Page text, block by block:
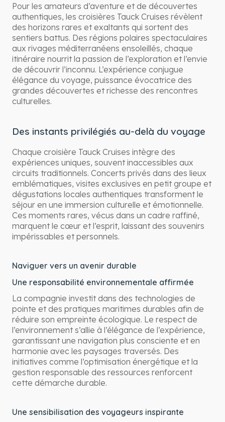
Pour les amateurs d’aventure et de découvertes
authentiques, les croisières Tauck Cruises révèlent
des horizons rares et exaltants qui sortent des
sentiers battus. Des régions polaires spectaculaires
aux rivages méditerranéens ensoleillés, chaque
itinéraire nourrit la passion de l’exploration et l’envie
de découvrir l’inconnu. L’expérience conjugue
élégance du voyage, puissance évocatrice des
grandes découvertes et richesse des rencontres
culturelles.
Des instants privilégiés au-delà du voyage
Chaque croisière Tauck Cruises intègre des
expériences uniques, souvent inaccessibles aux
circuits traditionnels. Concerts privés dans des lieux
emblématiques, visites exclusives en petit groupe et
dégustations locales authentiques transforment le
séjour en une immersion culturelle et émotionnelle.
Ces moments rares, vécus dans un cadre raffiné,
marquent le cœur et l’esprit, laissant des souvenirs
impérissables et personnels.
Naviguer vers un avenir durable
Une responsabilité environnementale affirmée
La compagnie investit dans des technologies de
pointe et des pratiques maritimes durables afin de
réduire son empreinte écologique. Le respect de
l’environnement s’allie à l’élégance de l’expérience,
garantissant une navigation plus consciente et en
harmonie avec les paysages traversés. Des
initiatives comme l’optimisation énergétique et la
gestion responsable des ressources renforcent
cette démarche durable.
Une sensibilisation des voyageurs inspirante